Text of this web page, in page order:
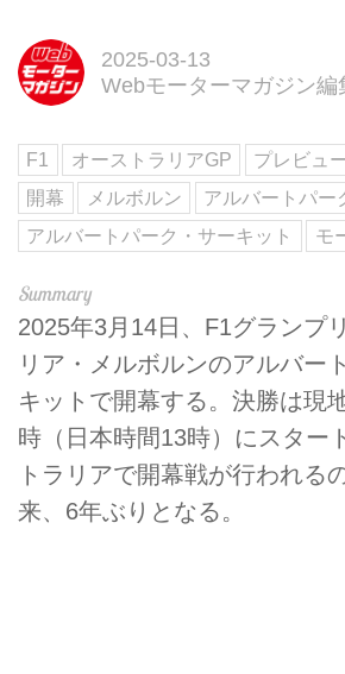
2025-03-13
Webモーターマガジン編
F1 オーストラリアGP プレビュ
開幕
メルボルン
アルバートパー
アルバートパーク・サーキット
モ
2025年3月14日、F1グランプ
リア・メルボルンのアルバー
キットで開幕する。決勝は現
時（日本時間13時）にスター
トラリアで開幕戦が行われる
来、6年ぶりとなる。